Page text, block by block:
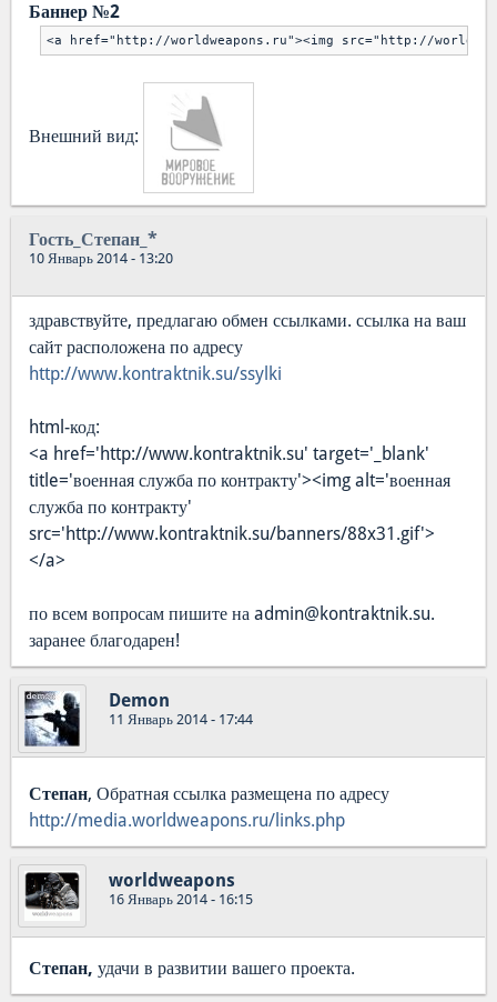
Баннер №2
<a href="http://worldweapons.ru"><img src="http://
Внешний вид:
Гость_Степан_*
10 Январь 2014 - 13:20
здравствуйте, предлагаю обмен ссылками. ссылка на ваш
сайт расположена по адресу
http://www.kontraktnik.su/ssylki
html-код:
<a href='http://www.kontraktnik.su' target='_blank'
title='военная служба по контракту'><img alt='военная
служба по контракту'
src='http://www.kontraktnik.su/banners/88x31.gif'>
</a>
по всем вопросам пишите на admin@kontraktnik.su.
заранее благодарен!
Demon
11 Январь 2014 - 17:44
Степан, Обратная ссылка размещена по адресу
http://media.worldweapons.ru/links.php
worldweapons
16 Январь 2014 - 16:15
Степан, удачи в развитии вашего проекта.